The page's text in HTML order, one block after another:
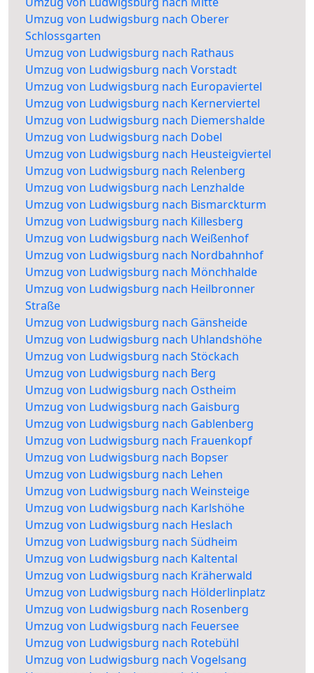
Umzug von Ludwigsburg nach Oberer
Schlossgarten
Umzug von Ludwigsburg nach Rathaus
Umzug von Ludwigsburg nach Vorstadt
Umzug von Ludwigsburg nach Europaviertel
Umzug von Ludwigsburg nach Kernerviertel
Umzug von Ludwigsburg nach Diemershalde
Umzug von Ludwigsburg nach Dobel
Umzug von Ludwigsburg nach Heusteigviertel
Umzug von Ludwigsburg nach Relenberg
Umzug von Ludwigsburg nach Lenzhalde
Umzug von Ludwigsburg nach Bismarckturm
Umzug von Ludwigsburg nach Killesberg
Umzug von Ludwigsburg nach Weißenhof
Umzug von Ludwigsburg nach Nordbahnhof
Umzug von Ludwigsburg nach Mönchhalde
Umzug von Ludwigsburg nach Heilbronner
Straße
Umzug von Ludwigsburg nach Gänsheide
Umzug von Ludwigsburg nach Uhlandshöhe
Umzug von Ludwigsburg nach Stöckach
Umzug von Ludwigsburg nach Berg
Umzug von Ludwigsburg nach Ostheim
Umzug von Ludwigsburg nach Gaisburg
Umzug von Ludwigsburg nach Gablenberg
Umzug von Ludwigsburg nach Frauenkopf
Umzug von Ludwigsburg nach Bopser
Umzug von Ludwigsburg nach Lehen
Umzug von Ludwigsburg nach Weinsteige
Umzug von Ludwigsburg nach Karlshöhe
Umzug von Ludwigsburg nach Heslach
Umzug von Ludwigsburg nach Südheim
Umzug von Ludwigsburg nach Kaltental
Umzug von Ludwigsburg nach Kräherwald
Umzug von Ludwigsburg nach Hölderlinplatz
Umzug von Ludwigsburg nach Rosenberg
Umzug von Ludwigsburg nach Feuersee
Umzug von Ludwigsburg nach Rotebühl
Umzug von Ludwigsburg nach Vogelsang